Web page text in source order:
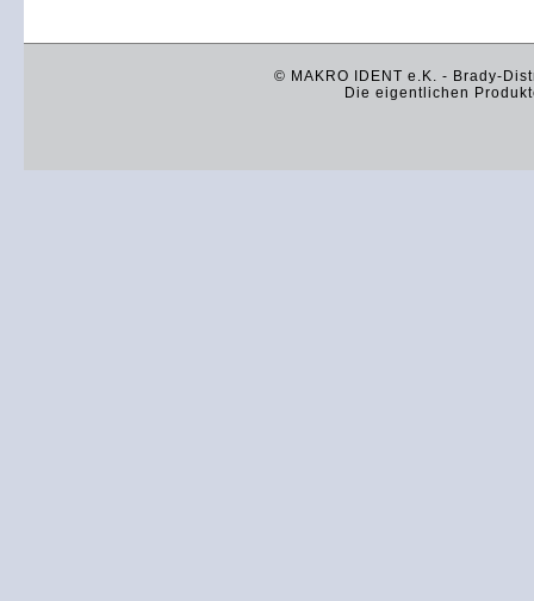
© MAKRO IDENT e.K. - Brady-
Die eigentlichen